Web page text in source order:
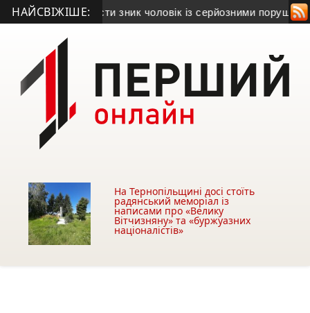
НАЙСВІЖІШЕ:безвісти зник чоловік із серйозними порушеннями
На Тернопільщині досі стоїть
радянський меморіал із
написами про «Велику
Вітчизняну» та «буржуазних
націоналістів»